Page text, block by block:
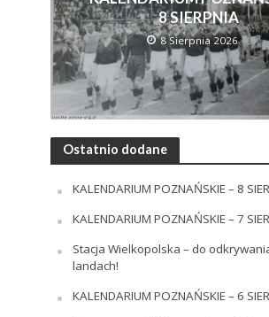
8 SIERPNIA
8 Sierpnia 2026
Ostatnio dodane
KALENDARIUM POZNAŃSKIE – 8
KALENDARIUM POZNAŃSKIE – 7
Stacja Wielkopolska – do
landach!
KALENDARIUM POZNAŃSKIE – 6